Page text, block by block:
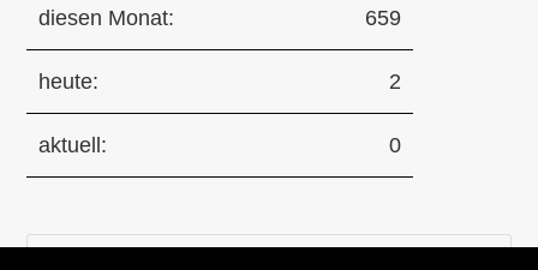
diesen Monat: 659
heute: 2
aktuell: 0